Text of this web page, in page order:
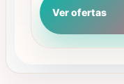
4.55
Ver ofertas
opciones
se